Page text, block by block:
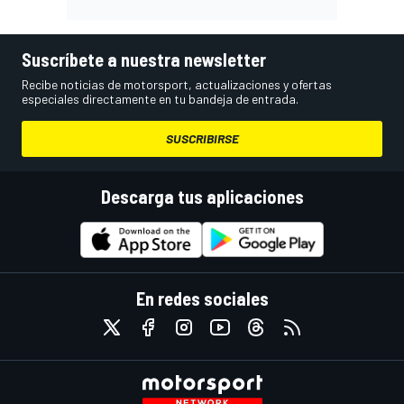
Suscríbete a nuestra newsletter
Recibe noticias de motorsport, actualizaciones y ofertas
especiales directamente en tu bandeja de entrada.
SUSCRIBIRSE
Descarga tus aplicaciones
En redes sociales